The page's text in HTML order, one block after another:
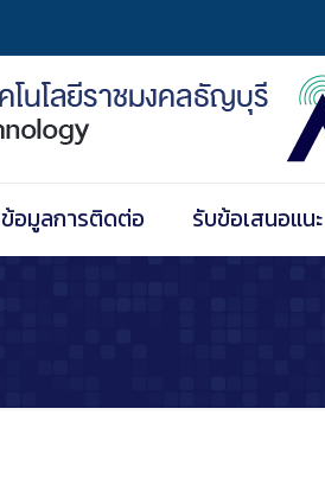
ข้อมูลการติดต่อ รับข้อเสนอแนะ